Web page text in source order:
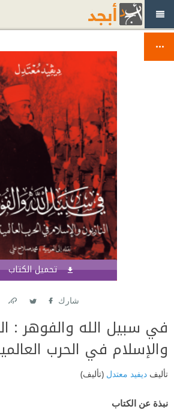
تحميل الكتاب
شارك
في سبيل الله والفوهر :
والإسلام في الحرب
تأليف ديفيد معتدل (تأليف)
نبذة عن الكتاب